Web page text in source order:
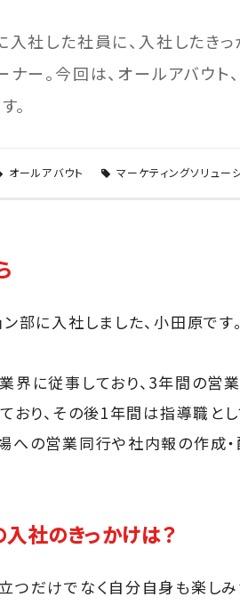
社した社員に、入社したき
ー。今回は、オールアバウト
。
オールアバウト マーケティングソリュー
部に入社しました、小田原です。
界に従事しており、3年間の営
おり、その後1年間は指導職と
への営業同行や社内報の作成
社のきっかけは？
つだけでなく自分自身も楽し